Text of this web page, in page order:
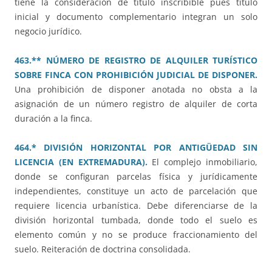
inicial y documento complementario integran un solo
negocio jurídico.
463.** NÚMERO DE REGISTRO DE ALQUILER TURÍSTICO
SOBRE FINCA CON PROHIBICIÓN JUDICIAL DE DISPONER.
Una prohibición de disponer anotada no obsta a la
asignación de un número registro de alquiler de corta
duración a la finca.
464.* DIVISIÓN HORIZONTAL POR ANTIGÜEDAD SIN
LICENCIA (EN EXTREMADURA). El complejo inmobiliario,
donde se configuran parcelas física y jurídicamente
independientes, constituye un acto de parcelación que
requiere licencia urbanística. Debe diferenciarse de la
división horizontal tumbada, donde todo el suelo es
elemento común y no se produce fraccionamiento del
suelo. Reiteración de doctrina consolidada.